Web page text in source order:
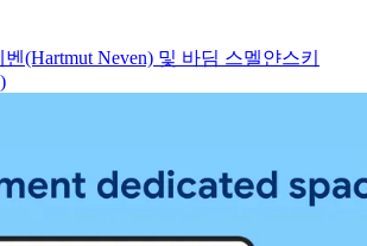
(Hartmut Neven) 및 바딤 스멜얀스키